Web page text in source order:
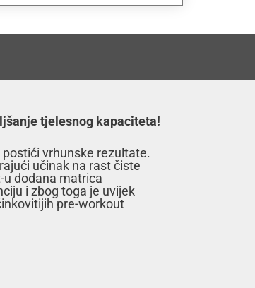
tjelesnog kapaciteta!
vrhunske rezultate.
učinak na rast čiste
dodana matrica
i zbog toga je uvijek
pre-workout